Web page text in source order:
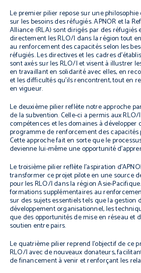
Le premier pilier repose sur une
sur les besoins des réfugiés. APNOR et la
Alliance (RLA) sont dirigés par des réfugiés
directement les RLO/I dans la région tout
au renforcement des capacités selon les
réfugiés. Les directives et les cadres
sont axés sur les RLO/I et visent à illustrer
en travaillant en solidarité avec elles, en
et les difficultés qu’ils rencontrent, tout en
en vigueur.
Le deuxième pilier reflète notre approche
de la subvention. Celle-ci a permis aux
compétences et les domaines à développer
programme de renforcement des capacités
Cette approche fait en sorte que le
devienne lui-même une opportunité
Le troisième pilier reflète l’aspiration
transformer ce projet pilote en une source
pour les RLO/I dans la région Asie-
formations supplémentaires au
sur des sujets essentiels tels que la gestion
développement organisationnel, les
que des opportunités de mise en réseau et
soutien entre pairs.
Le quatrième pilier reprend l’objectif de ce
RLO/I avec de nouveaux donateurs,
de financement à venir et renforçant les